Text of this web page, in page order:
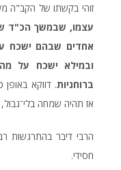
זוהי בקשתו של הקב"ה
עצמו, שבמשך הכ"ד
אחדים שבהם ישכח
ובמילא ישכח על
ברוחניות. דווקא
אז תהיה שמחה
הרבי דיבר בהתרגשות
חסידי.